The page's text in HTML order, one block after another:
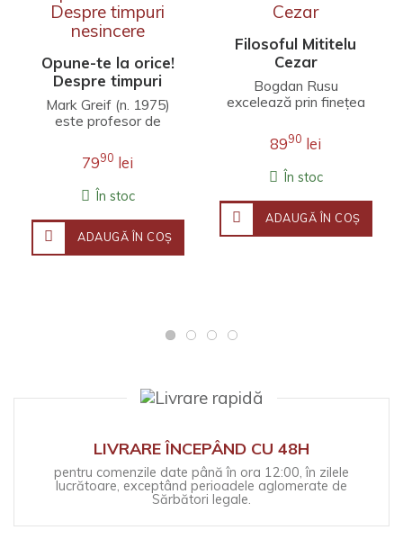
Opune-te la orice!
Despre timpuri
nesincere
Mark Greif (n. 1975)
este profesor de
Universitatea Stanford.
Fineţea observaţ..
7990 lei
În stoc
ADAUGĂ ÎN COŞ
Filosoful Mititelu
Cezar
Bogdan Rusu
excelează prin finețea
îmbină erudiția
filosofică, investigația j..
8990 lei
În stoc
ADAUGĂ ÎN COŞ
LIVRARE ÎNCEPÂND CU 48H
pentru comenzile date până în ora 12:00, în zilele
lucrătoare, exceptând perioadele aglomerate de
Sărbători legale.